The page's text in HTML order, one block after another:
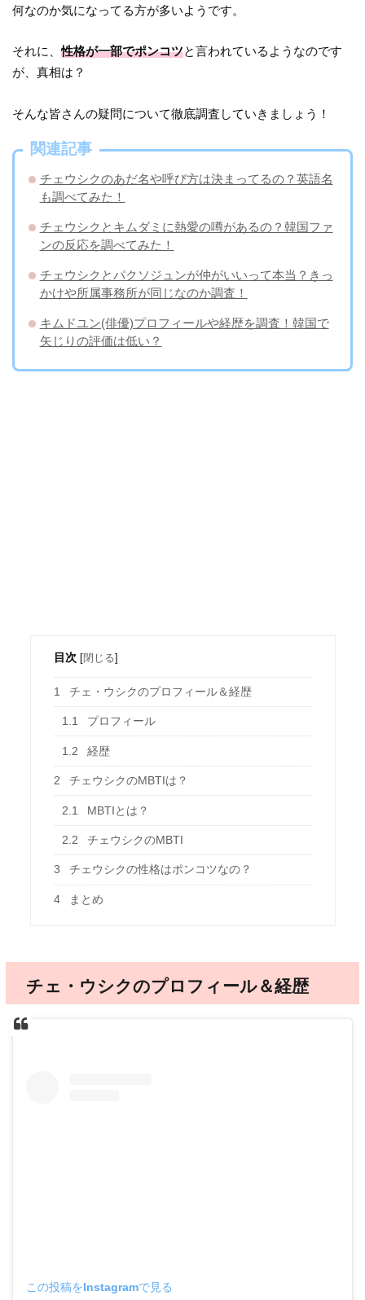
何なのか気になってる方が多いようです。
それに、性格が一部でポンコツと言われているようなのです
が、真相は？
そんな皆さんの疑問について徹底調査していきましょう！
関連記事
チェウシクのあだ名や呼び方は決まってるの？英語名
も調べてみた！
チェウシクとキムダミに熱愛の噂があるの？韓国ファ
ンの反応を調べてみた！
チェウシクとパクソジュンが仲がいいって本当？きっ
かけや所属事務所が同じなのか調査！
キムドユン(俳優)プロフィールや経歴を調査！韓国で
矢じりの評価は低い？
目次 [閉じる]
1 チェ・ウシクのプロフィール＆経歴
1.1 プロフィール
1.2 経歴
2 チェウシクのMBTIは？
2.1 MBTIとは？
2.2 チェウシクのMBTI
3 チェウシクの性格はポンコツなの？
4 まとめ
チェ・ウシクのプロフィール＆経歴
この投稿をInstagramで見る